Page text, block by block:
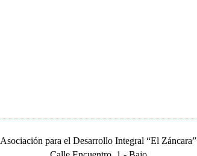
Asociación para el Desarrollo Integral “El Záncara”